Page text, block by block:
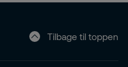
Tilbage til toppen